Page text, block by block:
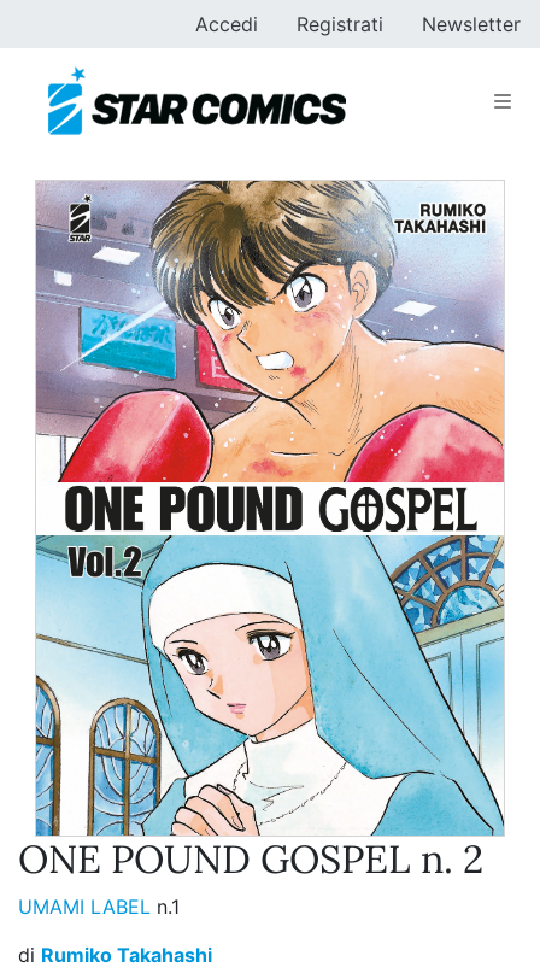
Accedi Registrati Newsletter
ONE POUND GOSPEL n. 2
UMAMI LABEL n.1
di Rumiko Takahashi